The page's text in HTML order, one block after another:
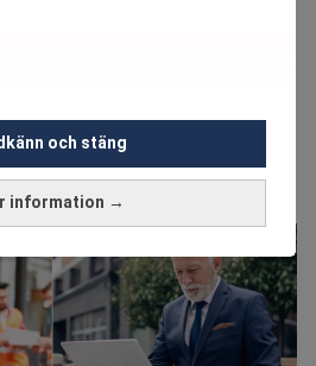
information →
och stäng